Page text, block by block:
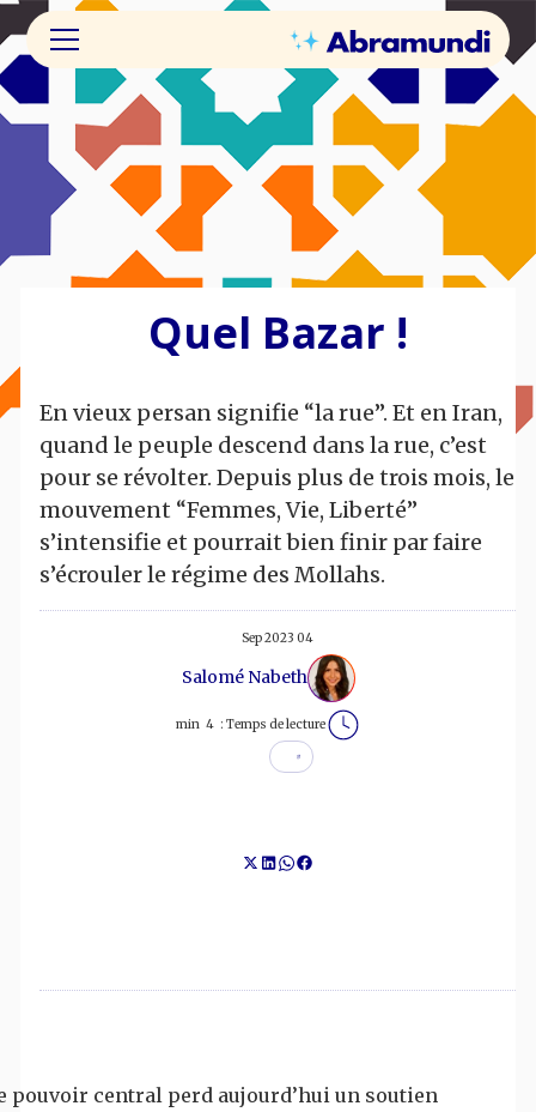
Quel Bazar !
En vieux persan signifie “la rue”. Et en Iran,
quand le peuple descend dans la rue, c’est
pour se révolter. Depuis plus de trois mois, le
mouvement “Femmes, Vie, Liberté”
s’intensifie et pourrait bien finir par faire
s’écrouler le régime des Mollahs.
04 Sep 2023
Salomé Nabeth
Temps de lecture :
4
min
pouvoir central perd aujourd’hui un soutien